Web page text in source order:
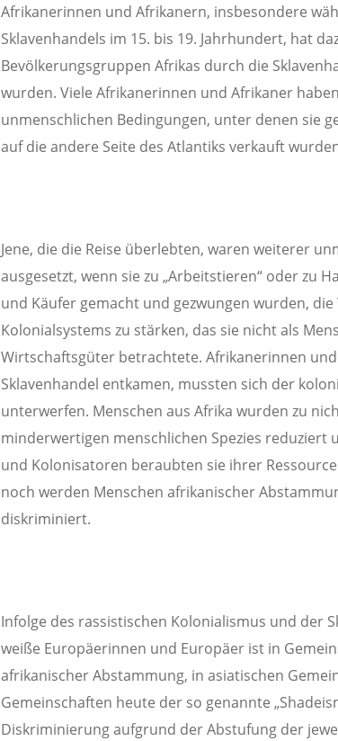
Afrikanerinnen und Afrikanern, insbesondere
Sklavenhandels im 15. bis 19. Jahrhundert, hat
Bevölkerungsgruppen Afrikas durch die
wurden. Viele Afrikanerinnen und Afrikaner
unmenschlichen Bedingungen, unter denen sie
auf die andere Seite des Atlantiks verkauft
Jene, die die Reise überlebten, waren weiterer
ausgesetzt, wenn sie zu „Arbeitstieren“ oder zu
und Käufer gemacht und gezwungen wurden,
Kolonialsystems zu stärken, das sie nicht als
Wirtschaftsgüter betrachtete. Afrikanerinnen
Sklavenhandel entkamen, mussten sich der
unterwerfen. Menschen aus Afrika wurden zu
minderwertigen menschlichen Spezies reduziert
und Kolonisatoren beraubten sie ihrer
noch werden Menschen afrikanischer
diskriminiert.
Infolge des rassistischen Kolonialismus und der
weiße Europäerinnen und Europäer ist in
afrikanischer Abstammung, in asiatischen
Gemeinschaften heute der so genannte
Diskriminierung aufgrund der Abstufung der